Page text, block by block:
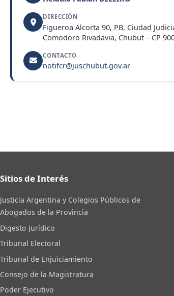
DIRECCIÓN
Figueroa Alcorta 90, PB, Ciudad
Comodoro Rivadavia, Chubut – CP
CONTACTO
notifcr@juschubut.gov.ar
Sitios de Interés
Justicia Argentina y Colegios Públicos de
Abogados de la Provincia
Digesto Jurídico
Tribunal Electoral
Tribunal de Enjuiciamiento
Consejo de la Magistratura
Poder Ejecutivo